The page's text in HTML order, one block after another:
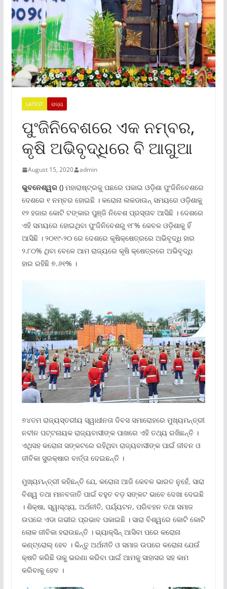
LATEST ରାଜ୍ୟ
ପୁଂଜିନିବେଶରେ ଏକ ନମ୍ବର,
କୃଷି ଅଭିବୃଦ୍ଧିରେ ବି ଆଗୁଆ
August 15, 2020 admin
ଭୁବନେଶ୍ୱର()ମହାରାଷ୍ଟ୍ରକୁ ପଛରେ ପକାଇ ଓଡ଼ିଶା ପୁଂଜିନିବେଶରେ
ଦେଶରେ ୧ ନମ୍ବର ହୋଇଛି । କରୋନା ଲକଡାଉନ୍ ସମୟରେ ଓଡ଼ିଶାକୁ
୧୨ ହଜାର କୋଟି ଟଙ୍କାର ପୁଞ୍ଜି ନିବେଶ ପ୍ରସ୍ତାବ ଆସିଛି । ଦେଶରେ
ଏହି ସମୟରେ ହୋଇଥିବା ପୁଂଜିନିବେଶରୁ ୧୮% କେବଳ ଓଡ଼ିଶାକୁ ହିଁ
ଆସିଛି । ୨୦୧୯-୨୦ ରେ ଦେଶରେ କୃଷିକ୍ଷେତ୍ରରେ ଅଭିବୃଦ୍ଧି ହାର
୨.୮୦% ଥିବା ବେଳେ ଆମ ରାଜ୍ୟରେ କୃଷି କ୍ଷେତ୍ରରେ ଅଭିବୃଦ୍ଧି
ହାର ରହିଛି ୭.୬୧% ।
୭୪ତମ ରାଜ୍ୟସ୍ତରୀୟ ସ୍ୱାଧୀନତା ଦିବସ ସମାରୋହରେ ମୁଖ୍ୟମନ୍ତ୍ରୀ
ନବୀନ ପଟ୍ଟନାୟକ ରାଜ୍ୟବାସୀଙ୍କ ପାଖରେ ଏହି ତଥ୍ୟ ରଖିଛନ୍ତି ।
ଏଥିସହ କରୋନା ସଙ୍କଟରେ ରହିଥିବା ରାଜ୍ୟବାସୀଙ୍କ ପାଇଁ ଜୀବନ ଓ
ଜୀବିକା ସୁରକ୍ଷାର ବାର୍ତ୍ତା ଦେଇଛନ୍ତି ।
ମୁଖ୍ୟମନ୍ତ୍ରୀ କହିଛନ୍ତି ଯେ, କରୋନା ଆଜି କେବଳ ଭାରତ ନୁହେଁ, ସାରା
ବିଶ୍ୱ ତଥା ମାନବଜାତି ପାଇଁ ବହୁତ ବଡ଼ ସଙ୍କଟ ଭାବେ ଦେଖା ଦେଇଛି
। ଶିକ୍ଷା, ସ୍ୱାସ୍ଥ୍ୟ, ଅର୍ଥନୀତି, ପର୍ଯ୍ୟଟନ, ପରିବହନ ତଥା ସମାଜ
ଉପରେ ଏଡା ଗଭୀର ପ୍ରଭାବ ପକାଇଛି । ସାରା ବିଶ୍ୱରେ କୋଟି କୋଟି
ଲୋକ ଜୀବିକା ହରାଉଛନ୍ତି । ଭ୍ୟାକ୍ସିନ୍ ଆସିବା ପରେ କରୋନା
କଣ୍ଟ୍ରୋଲ୍ ହେବ । କିନ୍ତୁ ଅର୍ଥନୀତି ଓ ସମାଜ ଉପରେ କରୋନା ଯେଉଁ
କ୍ଷତି କରିଛି ତାକୁ ଭରଣା କରିବା ପାଇଁ ଆମକୁ ସାହାସର ସହ କାମ
କରିବାକୁ ହେବ ।